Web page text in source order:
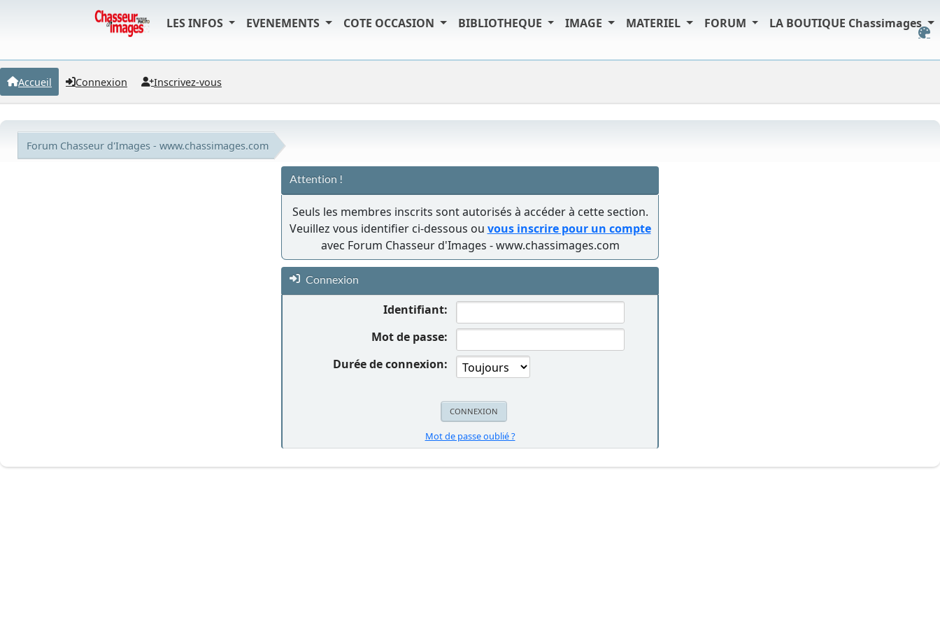
LES INFOS EVENEMENTS COTE OCCASION BIBLIOTHEQUE IMAGE MATERIEL FORUM LA BOUTIQUE Chassimages
Accueil Connexion Inscrivez-vous
Forum Chasseur d'Images - www.chassimages.com
Attention !
Seuls les membres inscrits sont autorisés à accéder à cette section.
Veuillez vous identifier ci-dessous ou vous inscrire pour un compte
avec Forum Chasseur d'Images - www.chassimages.com
Connexion
Identifiant:
Mot de passe:
Durée de connexion:
Mot de passe oublié ?